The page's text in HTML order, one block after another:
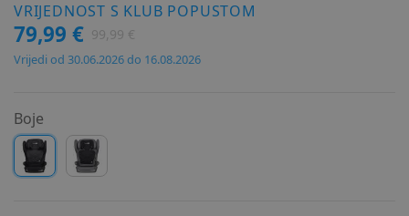
VRIJEDNOST S KLUB POPUSTOM
79,99 € 99,99 €
Vrijedi od 30.06.2026 do 16.08.2026
Boje